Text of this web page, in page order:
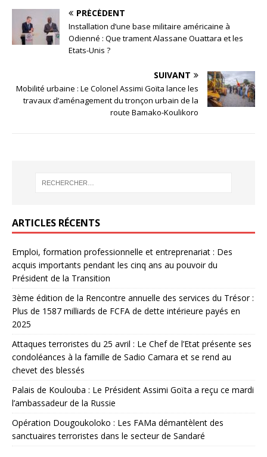
PRÉCÉDENT
Installation d’une base militaire américaine à
Odienné : Que trament Alassane Ouattara et les
Etats-Unis ?
SUIVANT
Mobilité urbaine : Le Colonel Assimi Goïta lance les
travaux d’aménagement du tronçon urbain de la
route Bamako-Koulikoro
ARTICLES RÉCENTS
Emploi, formation professionnelle et entreprenariat : Des
acquis importants pendant les cinq ans au pouvoir du
Président de la Transition
3ème édition de la Rencontre annuelle des services du Trésor :
Plus de 1587 milliards de FCFA de dette intérieure payés en
2025
Attaques terroristes du 25 avril : Le Chef de l’Etat présente ses
condoléances à la famille de Sadio Camara et se rend au
chevet des blessés
Palais de Koulouba : Le Président Assimi Goïta a reçu ce mardi
l’ambassadeur de la Russie
Opération Dougoukoloko : Les FAMa démantèlent des
sanctuaires terroristes dans le secteur de Sandaré